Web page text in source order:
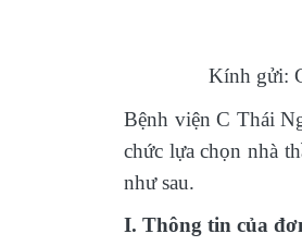
Kính gửi:
Bệnh viện C Thái
chức lựa chọn nhà
như sau.
I. Thông tin của